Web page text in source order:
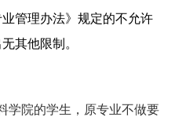
管理办法》规定的不允许
其他限制。
学院的学生，原专业不做要